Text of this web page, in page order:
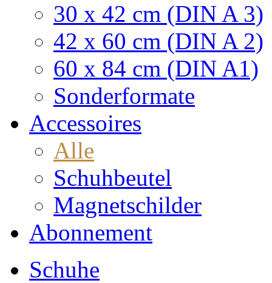
30 x 42 cm (DIN A 3)
42 x 60 cm (DIN A 2)
60 x 84 cm (DIN A1)
Sonderformate
Accessoires
Alle
Schuhbeutel
Magnetschilder
Abonnement
Schuhe